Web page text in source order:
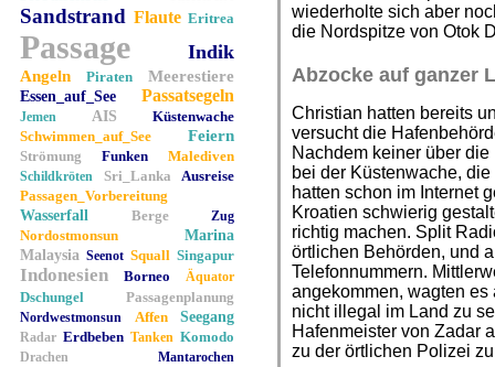
Sandstrand Flaute Eritrea
Passage Indik
Angeln Piraten Meerestiere
Essen_auf_See Passatsegeln
Jemen AIS
Küstenwache
Schwimmen_auf_See
Feiern
Strömung Funken Malediven
Schildkröten Sri_Lanka
Ausreise
Passagen_Vorbereitung
Wasserfall
Berge Zug
Nordostmonsun
Marina
Malaysia Seenot Squall Singapur
Indonesien Borneo Äquator
Dschungel Passagenplanung
Nordwestmonsun Affen Seegang
Radar Erdbeben Tanken Komodo
Drachen Mantarochen
wiederholte sich aber
die Nordspitze von Otok
Abzocke auf ganzer
Christian hatten bereits
versucht die
Nachdem keiner über
bei der Küstenwache,
hatten schon im Internet
Kroatien schwierig
richtig machen. Split
örtlichen Behörden, und
Telefonnummern.
angekommen, wagten
nicht illegal im Land zu
Hafenmeister von Zadar
zu der örtlichen Polizei